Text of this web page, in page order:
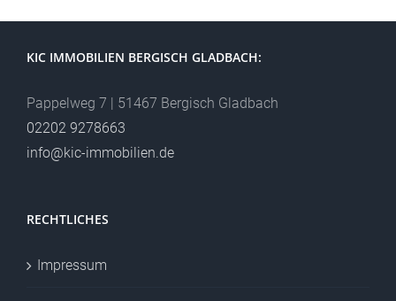
KIC IMMOBILIEN BERGISCH GLADBACH:
Pappelweg 7 | 51467 Bergisch Gladbach
02202 9278663
info@kic-immobilien.de
RECHTLICHES
Impressum